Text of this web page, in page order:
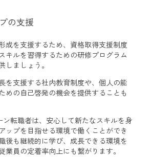
の支援
成を支援するため、資格取得支援制度
キルを習得するための研修プログラム
しましょう。
を支援する社内教育制度や、個人の能
めの自己啓発の機会を提供することも
ン転職者は、安心して新たなスキルを身
ップを目指せる環境で働くことができ
後も継続的に学び、成長できる環境を
業員の定着率向上にも繋がります。